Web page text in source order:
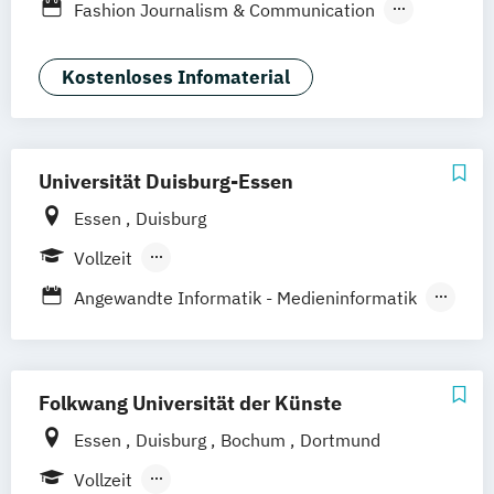
Fashion Journalism & Communication
Industrie & Produkt Design
Interior Design
Kostenloses Infomaterial
Universität Duisburg-Essen
Essen
Duisburg
Vollzeit
Berufsbegleitendes Präsenzstudium
Angewandte Informatik - Medieninformatik
Kommunikationswissenschaft
Kunst- und Designwissenschaft
Kunstwissenschaft
Folkwang Universität der Künste
Essen Duisburg Bochum
Dortmund
Vollzeit